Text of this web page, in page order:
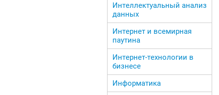
Интеллектуальный анализ
данных
Интернет и всемирная
паутина
Интернет-технологии в
бизнесе
Информатика